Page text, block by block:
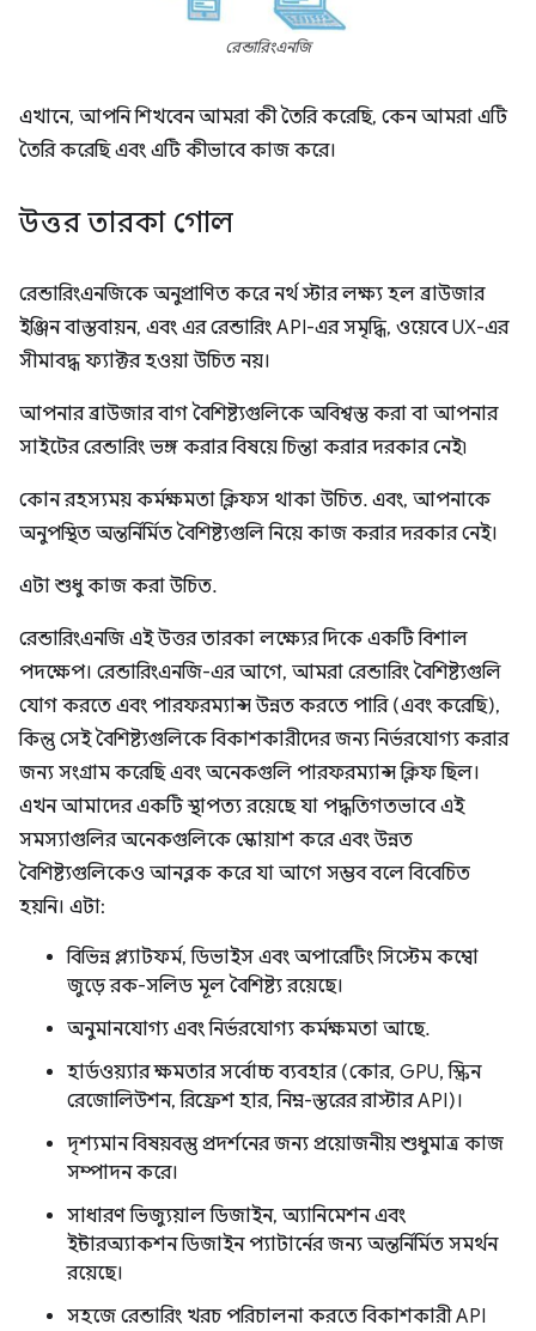
রেন্ডারিংএনজি
এখানে, আপনি শিখবেন আমরা কী তৈরি করেছি, কেন আমরা এটি
তৈরি করেছি এবং এটি কীভাবে কাজ করে।
উত্তর তারকা গোল
রেন্ডারিংএনজিকে অনুপ্রাণিত করে নর্থ স্টার লক্ষ্য হল ব্রাউজার
ইঞ্জিন বাস্তবায়ন, এবং এর রেন্ডারিং API-এর সমৃদ্ধি, ওয়েবে UX-এর
সীমাবদ্ধ ফ্যাক্টর হওয়া উচিত নয়।
আপনার ব্রাউজার বাগ বৈশিষ্ট্যগুলিকে অবিশ্বস্ত করা বা আপনার
সাইটের রেন্ডারিং ভঙ্গ করার বিষয়ে চিন্তা করার দরকার নেই৷
কোন রহস্যময় কর্মক্ষমতা ক্লিফস থাকা উচিত. এবং, আপনাকে
অনুপস্থিত অন্তর্নির্মিত বৈশিষ্ট্যগুলি নিয়ে কাজ করার দরকার নেই।
এটা শুধু কাজ করা উচিত.
রেন্ডারিংএনজি এই উত্তর তারকা লক্ষ্যের দিকে একটি বিশাল
পদক্ষেপ। রেন্ডারিংএনজি-এর আগে, আমরা রেন্ডারিং বৈশিষ্ট্যগুলি
যোগ করতে এবং পারফরম্যান্স উন্নত করতে পারি (এবং করেছি),
কিন্তু সেই বৈশিষ্ট্যগুলিকে বিকাশকারীদের জন্য নির্ভরযোগ্য করার
জন্য সংগ্রাম করেছি এবং অনেকগুলি পারফরম্যান্স ক্লিফ ছিল।
এখন আমাদের একটি স্থাপত্য রয়েছে যা পদ্ধতিগতভাবে এই
সমস্যাগুলির অনেকগুলিকে স্কোয়াশ করে এবং উন্নত
বৈশিষ্ট্যগুলিকেও আনব্লক করে যা আগে সম্ভব বলে বিবেচিত
হয়নি। এটা:
বিভিন্ন প্ল্যাটফর্ম, ডিভাইস এবং অপারেটিং সিস্টেম কম্বো
জুড়ে রক-সলিড মূল বৈশিষ্ট্য রয়েছে।
অনুমানযোগ্য এবং নির্ভরযোগ্য কর্মক্ষমতা আছে.
হার্ডওয়্যার ক্ষমতার সর্বোচ্চ ব্যবহার (কোর, GPU, স্ক্রিন
রেজোলিউশন, রিফ্রেশ হার, নিম্ন-স্তরের রাস্টার API)।
দৃশ্যমান বিষয়বস্তু প্রদর্শনের জন্য প্রয়োজনীয় শুধুমাত্র কাজ
সম্পাদন করে।
সাধারণ ভিজ্যুয়াল ডিজাইন, অ্যানিমেশন এবং
ইন্টারঅ্যাকশন ডিজাইন প্যাটার্নের জন্য অন্তর্নির্মিত সমর্থন
রয়েছে।
সহজে রেন্ডারিং খরচ পরিচালনা করতে বিকাশকারী API